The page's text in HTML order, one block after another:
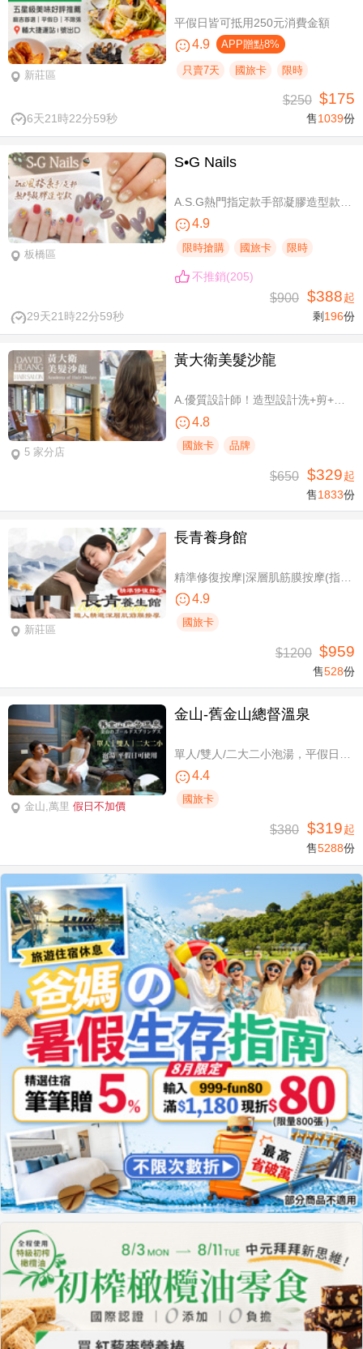
新莊區
平假日皆可抵用250元消費金額
4.9 APP贈點8%
只賣7天 國旅卡 限時
6天21時22分58秒
$250 $175
售1039份
板橋區
S•G Nails
A.S.G熱門指定款手部凝膠造型款110選1+輕保養(款式不定期更換，可換色) / B.約會過節好心情S.G 風格系-足部凝膠造型款110選1+輕保養(款式不定期更換，可換色) / C.簡簡單單好穿搭！手部凝膠上色+輕保養 / D.脫掉襪子不尷尬！足部凝膠上色+輕保養
4.9
限時搶購 國旅卡 限時
不推銷(205)
29天21時22分58秒
$900 $388起
剩 196份
5 家分店
黃大衛美髮沙龍
A.優質設計師！造型設計洗+剪+護 / B.簡單擁有亮麗秀髮！亮麗單色染/髮根補染 二選一(不限髮長) / C.讓你自信！質感造型設計燙髮(不限髮長) / D.好評推薦！ 資深優質設計師-質感造型設計燙髮(燙髮含剪髮)/亮麗單色染(不限髮長，十選一)
4.8
國旅卡 品牌
$650 $329起
售1833份
新莊區
長青養身館
4.9
國旅卡
$1200 $959
售528份
金山,萬里 假日不加價
金山-舊金山總督溫泉
4.4
國旅卡
$380 $319起
售5288份